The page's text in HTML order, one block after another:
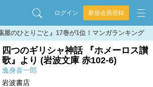
ログイン 新規会員登録
屋のひとりごと』17巻が1位！マンガランキング
四つのギリシャ神話 『ホメーロス讃
歌』より (岩波文庫 赤102-6)
逸身喜一郎
岩波書店